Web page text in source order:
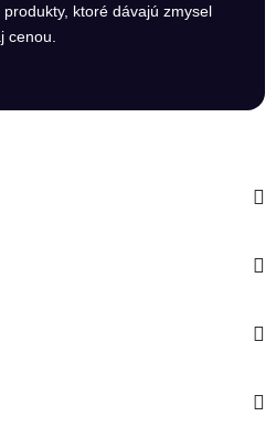
produkty, ktoré dávajú zmysel
cenou.